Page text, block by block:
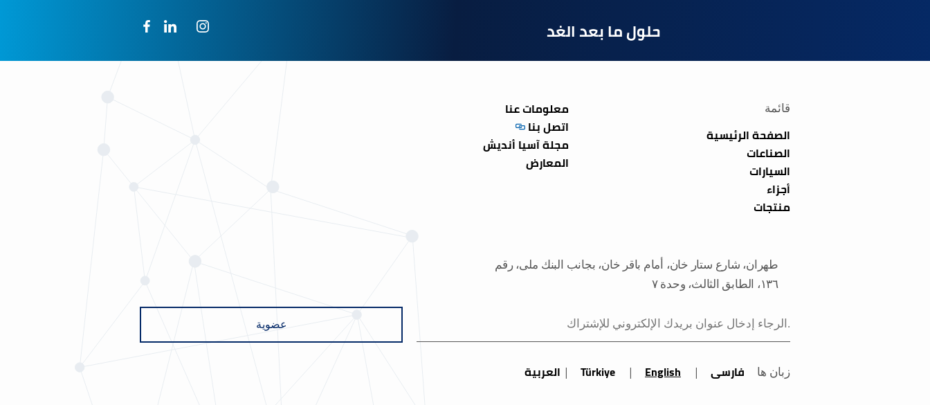
حلول ما بعد الغد
قائمة
الصفحة الرئيسية
الصناعات
السيارات
أجزاء
منتجات
معلومات عنا
اتصل بنا
مجلة آسيا أنديش
المعارض
طهران، شارع ستار خان، أمام باقر خان، بجانب البنك ملی، رقم
١٣٦، الطابق الثالث، وحدة ٧
عضوية
زبان ها فارسی English
Türkiye العربية